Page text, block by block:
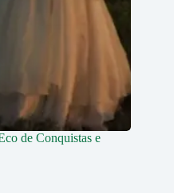
de Conquistas e